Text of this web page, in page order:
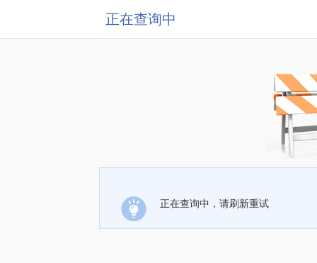
正在查询中
正在查询中，请刷新重试